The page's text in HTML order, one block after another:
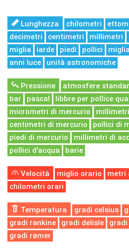
Lunghezza chilometri
decimetri
centimetri millimetri
miglia
iarde piedi pollici
anni luce
unità astronomiche
Pressione atmosfere
bar
pascal libbre per pollice
micrometri di mercurio
centimetri di mercurio
pollici di
piedi di mercurio
millimetri di
pollici d'acqua
barie
Velocità miglio orario
metri
chilometri orari
Temperatura gradi celsius
gradi rankine
gradi delisle gradi
gradi rømer